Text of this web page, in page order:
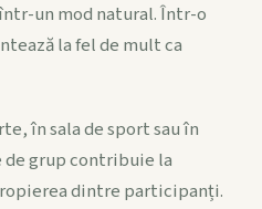
un mod natural. Într-o
la fel de mult ca
în sala de sport sau în
grup contribuie la
dintre participanți.